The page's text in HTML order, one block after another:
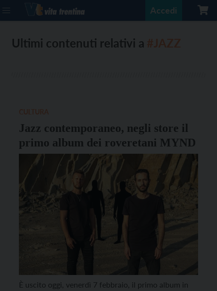
Accedi
Ultimi contenuti relativi a
Jazz contemporaneo, negli store il
primo album dei roveretani MYND
È uscito oggi, venerdì 7 febbraio, il primo album in